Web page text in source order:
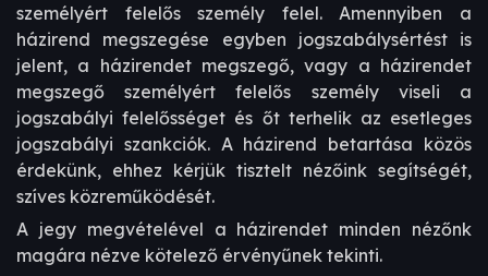
személyért felelős személy felel. Amennyiben a
házirend megszegése egyben jogszabálysértést is
jelent, a házirendet megszegő, vagy a házirendet
megszegő személyért felelős személy viseli a
jogszabályi felelősséget és őt terhelik az esetleges
jogszabályi szankciók. A házirend betartása közös
érdekünk, ehhez kérjük tisztelt nézőink segítségét,
szíves közreműködését.
A jegy megvételével a házirendet minden nézőnk
magára nézve kötelező érvényűnek tekinti.